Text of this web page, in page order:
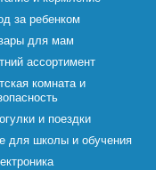
за ребенком
для мам
ассортимент
комната и
и поездки
для школы и обучения